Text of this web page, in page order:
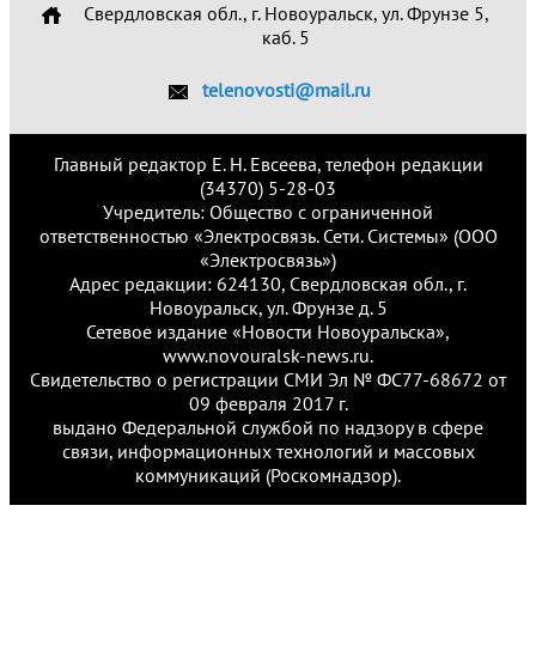
Свердловская обл., г. Новоуральск, ул. Фрунзе 5,
каб. 5
telenovosti@mail.ru
Главный редактор Е. Н. Евсеева, телефон редакции
(34370) 5-28-03
Учредитель: Общество с ограниченной
ответственностью «Электросвязь. Сети. Системы» (ООО
«Электросвязь»)
Адрес редакции: 624130, Свердловская обл., г.
Новоуральск, ул. Фрунзе д. 5
Сетевое издание «Новости Новоуральска»,
www.novouralsk-news.ru.
Свидетельство о регистрации СМИ Эл № ФС77-68672 от
09 февраля 2017 г.
выдано Федеральной службой по надзору в сфере
связи, информационных технологий и массовых
коммуникаций (Роскомнадзор).